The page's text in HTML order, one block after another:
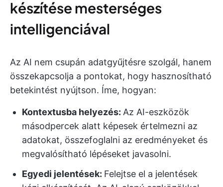
készítése mesterséges
intelligenciával
Az AI nem csupán adatgyűjtésre szolgál, hanem
összekapcsolja a pontokat, hogy hasznosítható
betekintést nyújtson. Íme, hogyan:
Kontextusba helyezés: Az AI-eszközök
másodpercek alatt képesek értelmezni az
adatokat, összefoglalni az eredményeket és
megvalósítható lépéseket javasolni.
Egyedi jelentések: Felejtse el a jelentések